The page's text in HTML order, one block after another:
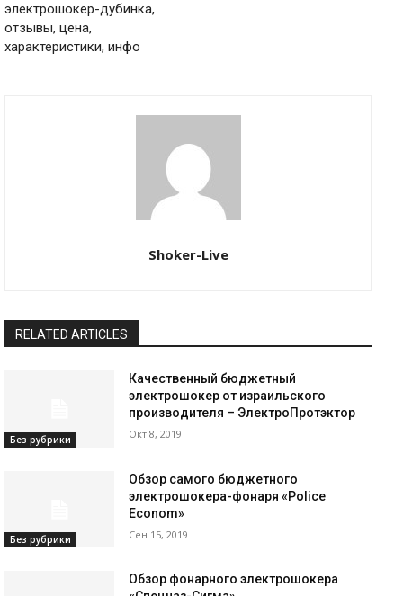
электрошокер-дубинка,
отзывы, цена,
характеристики, инфо
Shoker-Live
RELATED ARTICLES
Без рубрики
Качественный бюджетный
электрошокер от израильского
производителя – ЭлектроПротэктор
Окт 8, 2019
Без рубрики
Обзор самого бюджетного
электрошокера-фонаря «Police
Econom»
Сен 15, 2019
Обзор фонарного электрошокера